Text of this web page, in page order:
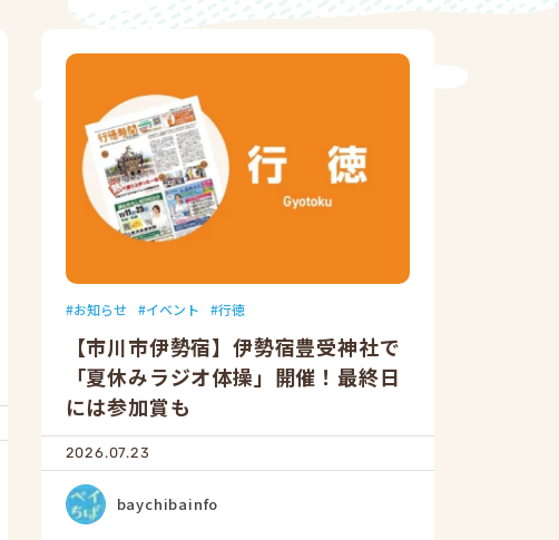
お知らせ イベント 行徳
【市川市伊勢宿】伊勢宿豊受神社で
「夏休みラジオ体操」開催！最終日
には参加賞も
2026.07.23
baychibainfo